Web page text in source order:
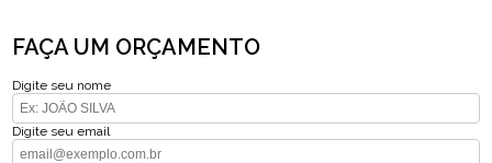
FAÇA UM ORÇAMENTO
Digite seu nome
Digite seu email